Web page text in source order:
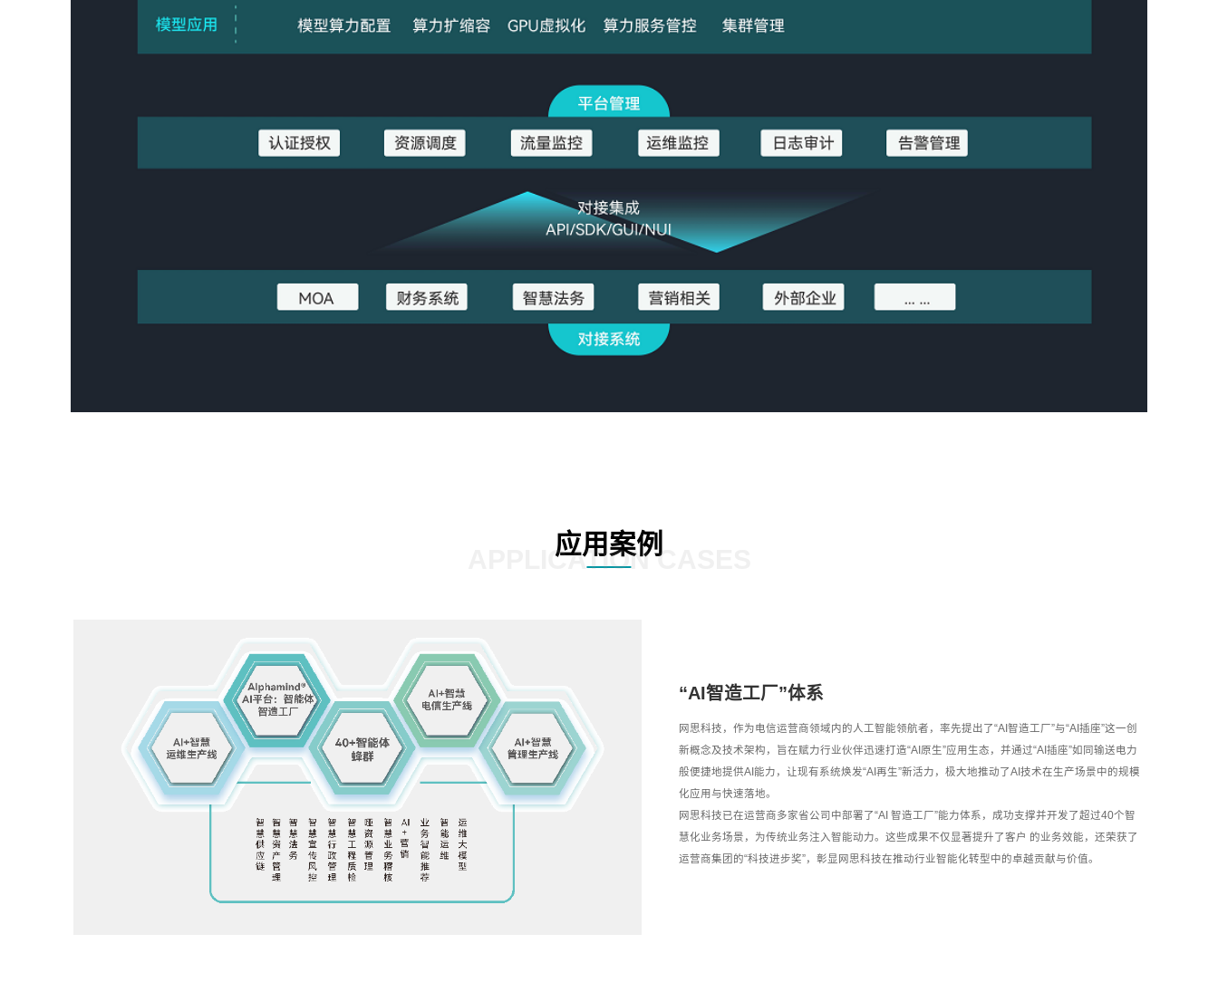
应用案例
APPLICATION CASES
“AI智造工厂”体系
网思科技，作为电信运营商领域内的人工智能领航者，率先提出了“AI智造工厂”与“AI插座”这一创
新概念及技术架构，旨在赋力行业伙伴迅速打造“AI原生”应用生态，并通过“AI插座”如同输送电力
般便捷地提供AI能力，让现有系统焕发“AI再生”新活力，极大地推动了AI技术在生产场景中的规模
化应用与快速落地。
网思科技已在运营商多家省公司中部署了“AI 智造工厂”能力体系，成功支撑并开发了超过40个智
慧化业务场景，为传统业务注入智能动力。这些成果不仅显著提升了客户 的业务效能，还荣获了
运营商集团的“科技进步奖”，彰显网思科技在推动行业智能化转型中的卓越贡献与价值。